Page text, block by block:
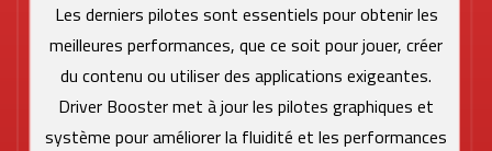
Les derniers pilotes sont essentiels pour obtenir les
meilleures performances, que ce soit pour jouer, créer
du contenu ou utiliser des applications exigeantes.
Driver Booster met à jour les pilotes graphiques et
système pour améliorer la fluidité et les performances